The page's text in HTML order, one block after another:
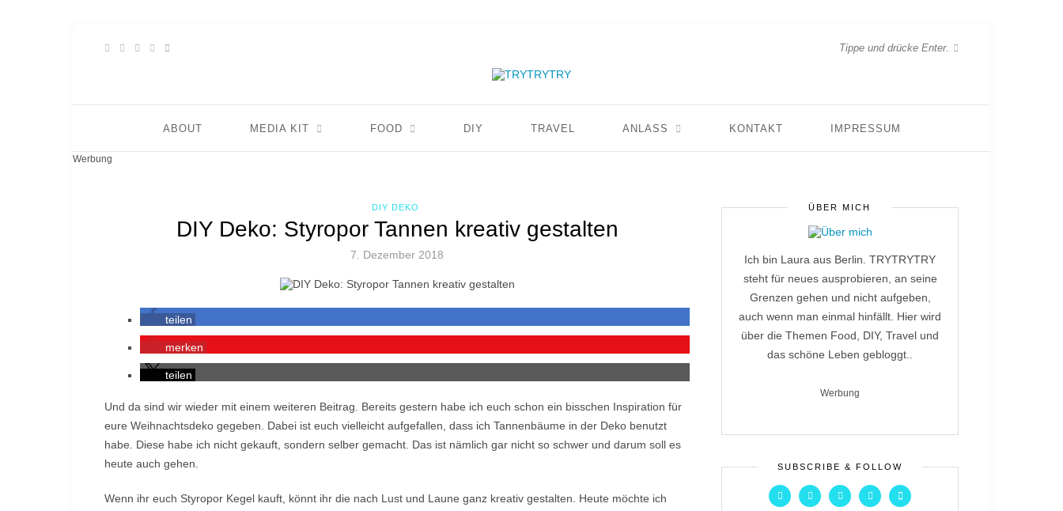
ABOUT MEDIA KIT FOOD DIY TRAVEL ANLASS KONTAKT IMPRESSUM
Werbung
DIY DEKO
DIY Deko: Styropor Tannen kreativ gestalten
7. Dezember 2018
teilen
merken
teilen
Und da sind wir wieder mit einem weiteren Beitrag. Bereits gestern habe ich euch schon ein bisschen Inspiration für
eure Weihnachtsdeko gegeben. Dabei ist euch vielleicht aufgefallen, dass ich Tannenbäume in der Deko benutzt
habe. Diese habe ich nicht gekauft, sondern selber gemacht. Das ist nämlich gar nicht so schwer und darum soll es
heute auch gehen.
Wenn ihr euch Styropor Kegel kauft, könnt ihr die nach Lust und Laune ganz kreativ gestalten. Heute möchte ich
ÜBER MICH
Ich bin Laura aus Berlin. TRYTRYTRY
steht für neues ausprobieren, an seine
Grenzen gehen und nicht aufgeben,
auch wenn man einmal hinfällt. Hier wird
über die Themen Food, DIY, Travel und
das schöne Leben gebloggt..
Werbung
SUBSCRIBE & FOLLOW